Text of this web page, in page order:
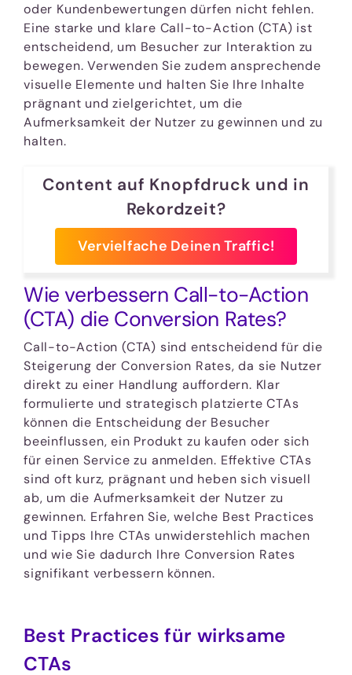
oder Kundenbewertungen dürfen nicht fehlen.
Eine starke und klare Call-to-Action (CTA) ist
entscheidend, um Besucher zur Interaktion zu
bewegen. Verwenden Sie zudem ansprechende
visuelle Elemente und halten Sie Ihre Inhalte
prägnant und zielgerichtet, um die
Aufmerksamkeit der Nutzer zu gewinnen und zu
halten.
Content auf Knopfdruck und in
Rekordzeit?
Vervielfache Deinen Traffic!
Wie verbessern Call-to-Action
(CTA) die Conversion Rates?
Call-to-Action (CTA) sind entscheidend für die
Steigerung der Conversion Rates, da sie Nutzer
direkt zu einer Handlung auffordern. Klar
formulierte und strategisch platzierte CTAs
können die Entscheidung der Besucher
beeinflussen, ein Produkt zu kaufen oder sich
für einen Service zu anmelden. Effektive CTAs
sind oft kurz, prägnant und heben sich visuell
ab, um die Aufmerksamkeit der Nutzer zu
gewinnen. Erfahren Sie, welche Best Practices
und Tipps Ihre CTAs unwiderstehlich machen
und wie Sie dadurch Ihre Conversion Rates
signifikant verbessern können.
Best Practices für wirksame
CTAs